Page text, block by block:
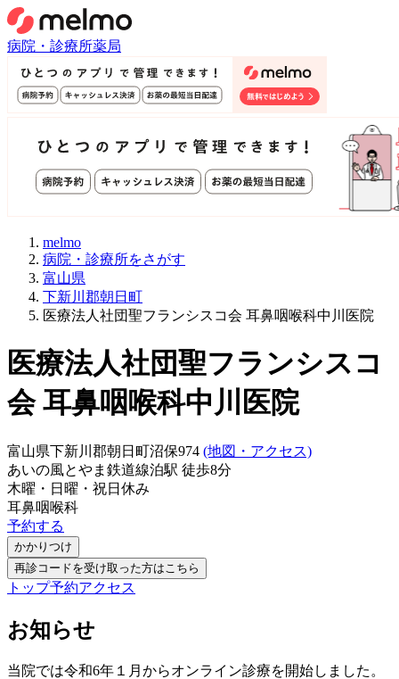
病院・診療所薬局
melmo
病院・診療所をさがす
富山県
下新川郡朝日町
医療法人社団聖フランシスコ会 耳鼻咽喉科中川医院
医療法人社団聖フランシスコ
会 耳鼻咽喉科中川医院
富山県下新川郡朝日町沼保974 (地図・アクセス)
あいの風とやま鉄道線泊駅 徒歩8分
木曜・日曜・祝日 休み
耳鼻咽喉科
予約する
かかりつけ
再診コードを受け取った方はこちら
トップ予約アクセス
お知らせ
当院では令和6年１月からオンライン診療を開始しました。